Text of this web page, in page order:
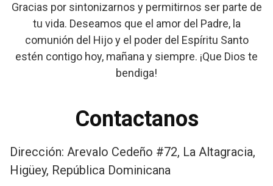
Gracias por sintonizarnos y permitirnos ser parte de
tu vida. Deseamos que el amor del Padre, la
comunión del Hijo y el poder del Espíritu Santo
estén contigo hoy, mañana y siempre. ¡Que Dios te
bendiga!
Contactanos
Dirección: Arevalo Cedeño #72, La Altagracia,
Higüey, República Dominicana